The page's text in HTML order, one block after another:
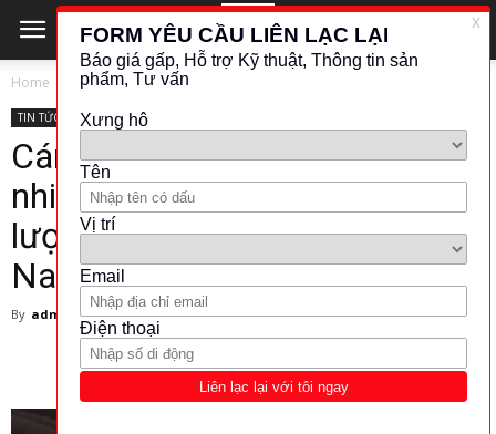
Home TIN TỨC - CÔNG NGHỆ
TIN TỨC - CÔNG NGHỆ
Cán thép và cán tôn – Yếu tố
nhiệt độ ảnh hưởng tới chất
lượng cán – Aplisens Việt
Nam
By admin - 27 November 2017 1187
10741